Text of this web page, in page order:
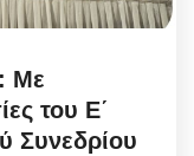
Με
του Ε΄
Συνεδρίου